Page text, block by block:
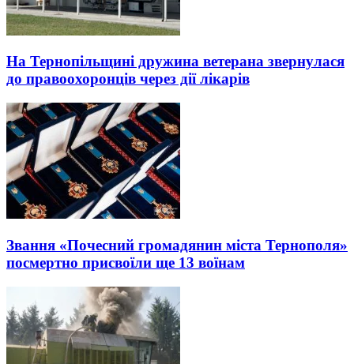
На Тернопільщині дружина ветерана звернулася
до правоохоронців через дії лікарів
Звання «Почесний громадянин міста Тернополя»
посмертно присвоїли ще 13 воїнам